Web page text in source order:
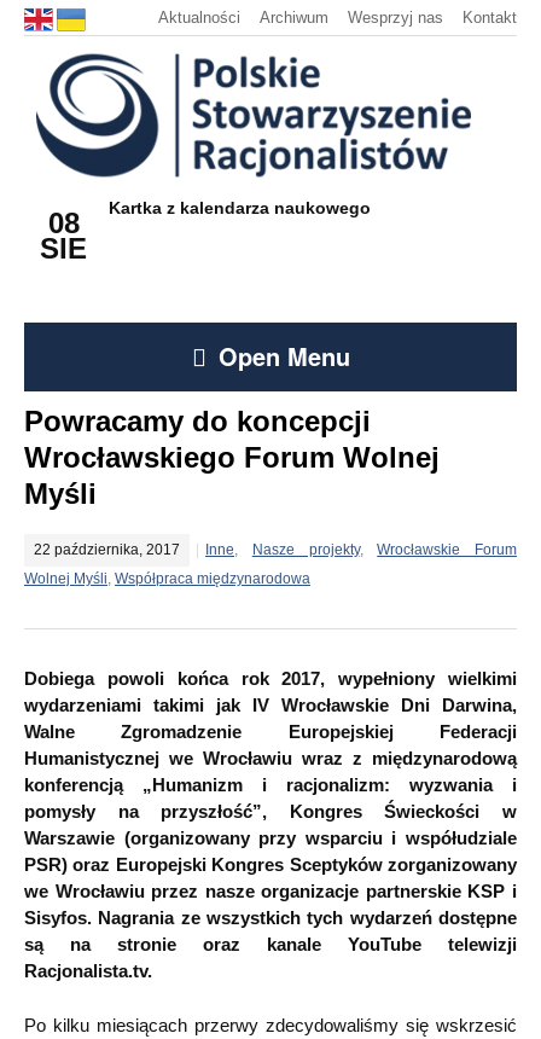
Aktualności Archiwum Wesprzyj nas Kontakt
08
SIE
Kartka z kalendarza naukowego
Open Menu
Powracamy do koncepcji
Wrocławskiego Forum Wolnej
Myśli
22 października, 2017 Inne, Nasze projekty,Wrocławskie Forum
Wolnej Myśli, Współpraca międzynarodowa
Dobiega powoli końca rok 2017, wypełniony wielkimi
wydarzeniami takimi jak IV Wrocławskie Dni Darwina,
Walne Zgromadzenie Europejskiej Federacji
Humanistycznej we Wrocławiu wraz z międzynarodową
konferencją „Humanizm i racjonalizm: wyzwania i
pomysły na przyszłość”, Kongres Świeckości w
Warszawie (organizowany przy wsparciu i współudziale
PSR) oraz Europejski Kongres Sceptyków zorganizowany
we Wrocławiu przez nasze organizacje partnerskie KSP i
Sisyfos. Nagrania ze wszystkich tych wydarzeń dostępne
są na stronie oraz kanale YouTube telewizji
Racjonalista.tv.
Po kilku miesiącach przerwy zdecydowaliśmy się wskrzesić